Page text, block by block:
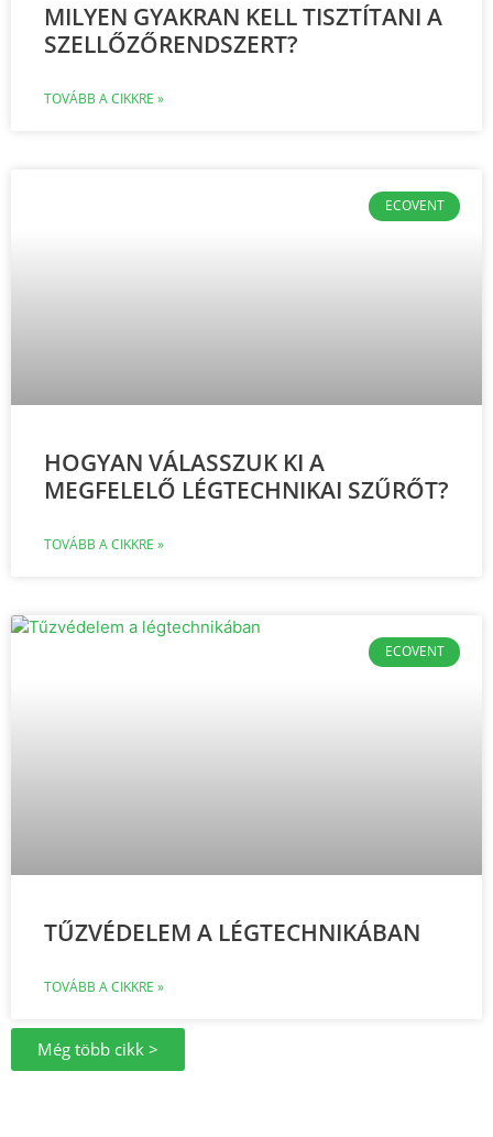
MILYEN GYAKRAN KELL TISZTÍTANI A
SZELLŐZŐRENDSZERT?
TOVÁBB A CIKKRE »
ECOVENT
HOGYAN VÁLASSZUK KI A
MEGFELELŐ LÉGTECHNIKAI SZŰRŐT?
TOVÁBB A CIKKRE »
ECOVENT
TŰZVÉDELEM A LÉGTECHNIKÁBAN
TOVÁBB A CIKKRE »
Még több cikk >